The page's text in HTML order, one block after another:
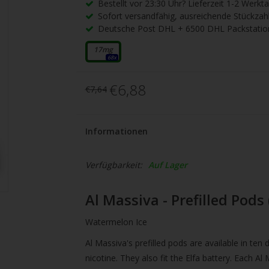
Bestellt vor 23:30 Uhr? Lieferzeit 1-2
Sofort versandfähig, ausreichende Stückzahl
Deutsche Post DHL + 6500 DHL
17mg
68x
€7,64 €6,88
Informationen
Verfügbarkeit: Auf Lager
Al Massiva - Prefilled
Watermelon Ice
Al Massiva's prefilled pods are available in ten
nicotine. They also fit the Elfa battery. Each